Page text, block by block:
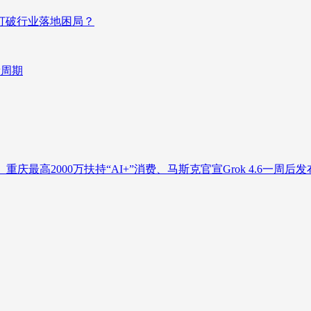
行业落地困局？
期
庆最高2000万扶持“AI+”消费、马斯克官宣Grok 4.6一周后发